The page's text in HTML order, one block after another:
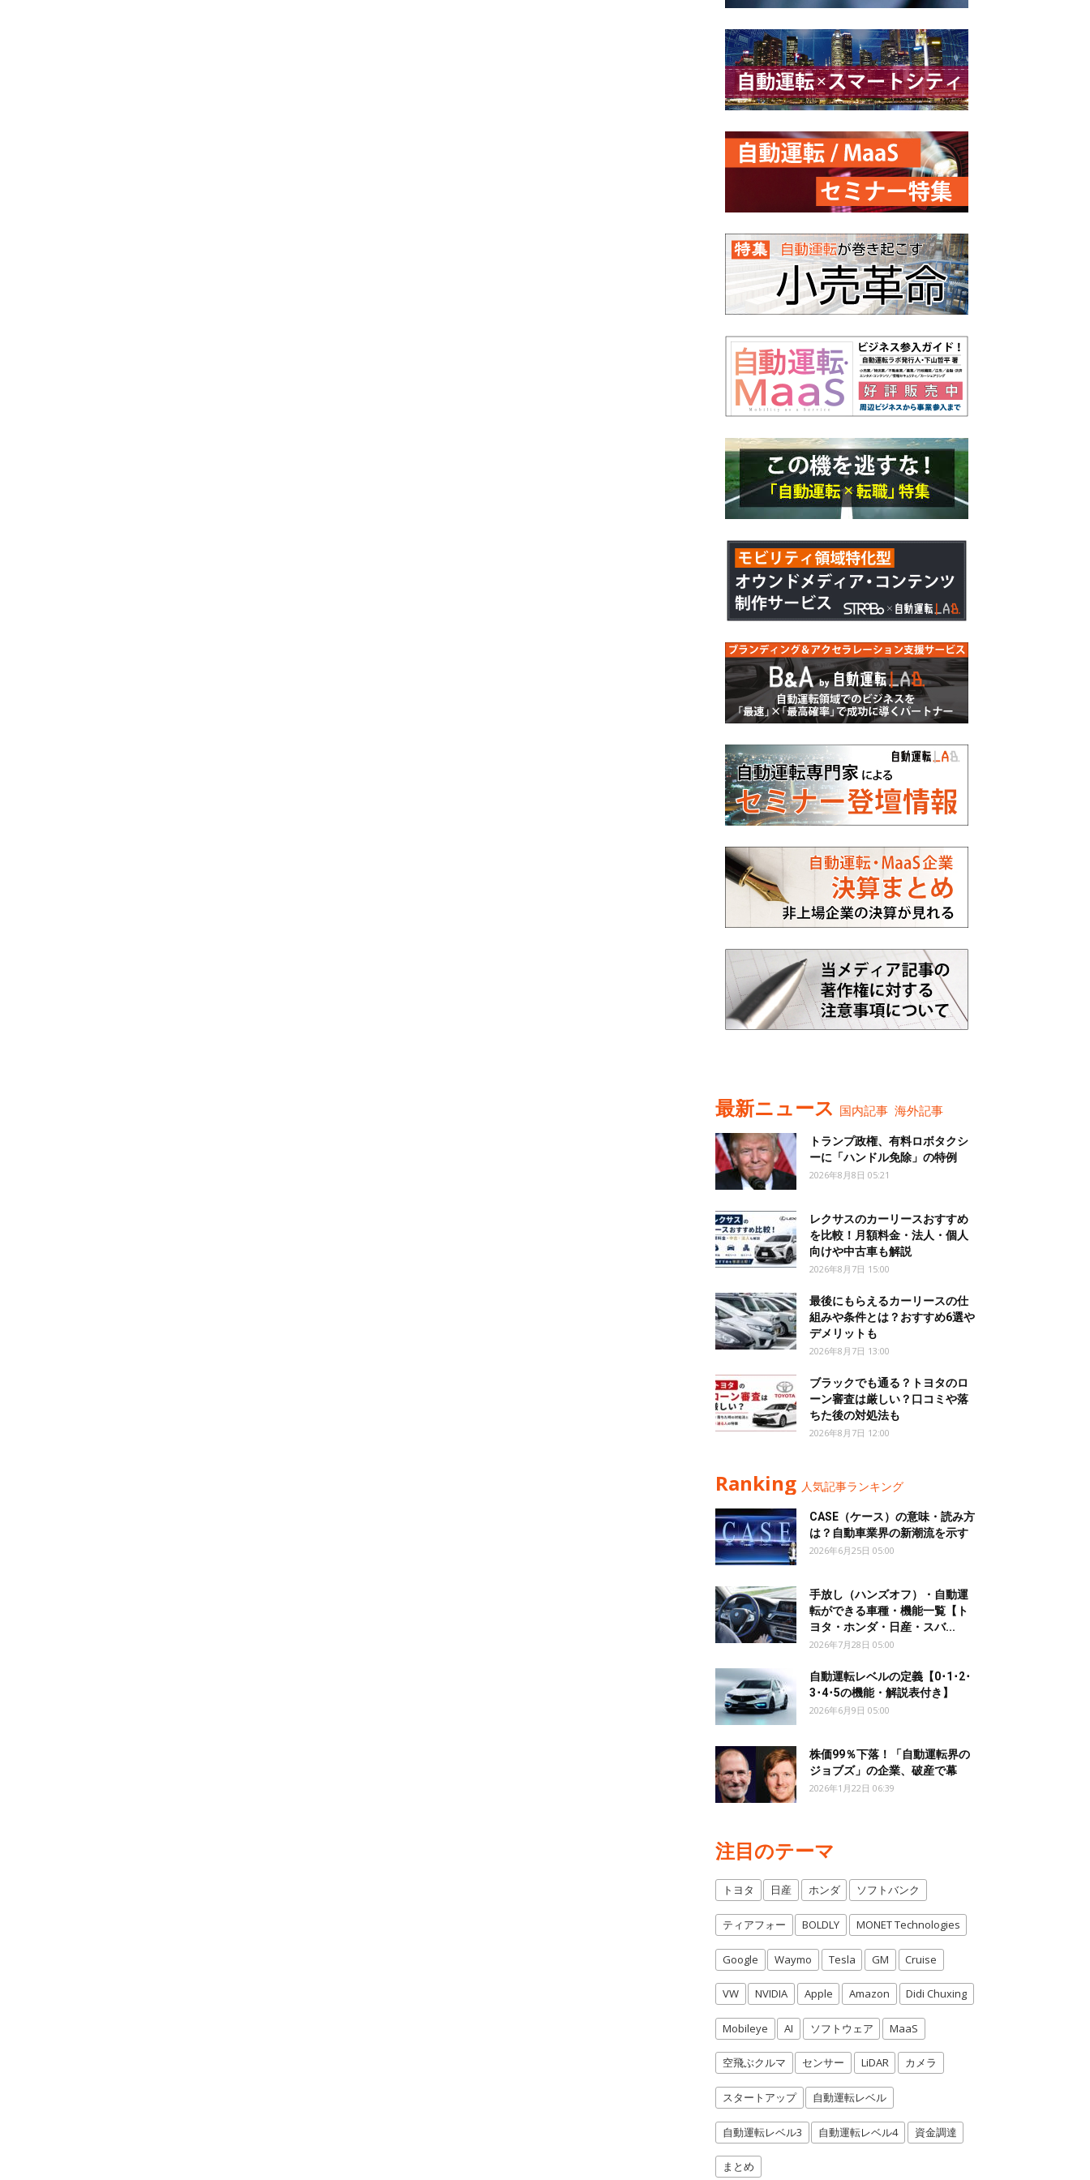
最新ニュース 国内記事 海外記事
トランプ政権、有料ロボタクシ
ーに「ハンドル免除」の特例
2026年8月8日 05:21
レクサスのカーリースおすすめ
を比較！月額料金・法人・個人
向けや中古車も解説
2026年8月7日 15:00
最後にもらえるカーリースの仕
組みや条件とは？おすすめ6選や
デメリットも
2026年8月7日 13:00
ブラックでも通る？トヨタのロ
ーン審査は厳しい？口コミや落
ちた後の対処法も
2026年8月7日 12:00
Ranking 人気記事ランキング
CASE（ケース）の意味・読み方
は？自動車業界の新潮流を示す
2026年6月25日 05:00
手放し（ハンズオフ）・自動運
転ができる車種・機能一覧【ト
ヨタ・ホンダ・日産・スバ...
2026年7月28日 05:00
自動運転レベルの定義【0･1･2･
3･4･5の機能・解説表付き】
2026年6月9日 05:00
株価99％下落！「自動運転界の
ジョブズ」の企業、破産で幕
2026年1月22日 06:39
注目のテーマ
トヨタ 日産 ホンダ ソフトバンク
ティアフォー BOLDLY MONET Technologies
Google Waymo Tesla GM Cruise
VW NVIDIA Apple Amazon Didi Chuxing
Mobileye AI ソフトウェア MaaS
空飛ぶクルマ センサー LiDAR カメラ
スタートアップ 自動運転レベル
自動運転レベル3 自動運転レベル4 資金調達
まとめ